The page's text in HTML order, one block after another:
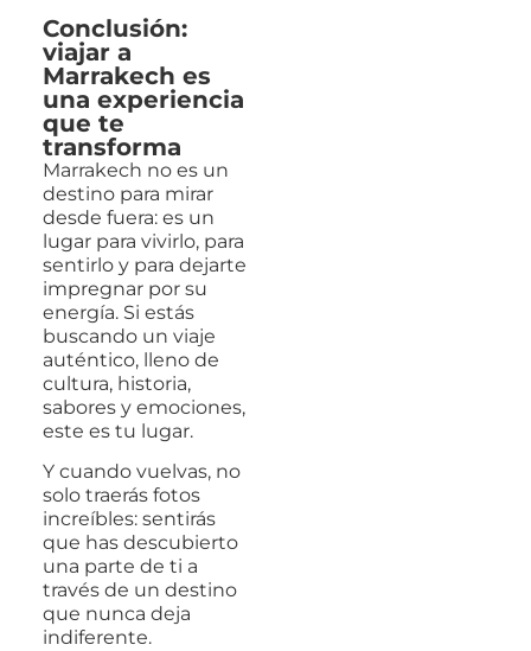
Conclusión:
viajar a
Marrakech es
una experiencia
que te
transforma
Marrakech no es un
destino para mirar
desde fuera: es un
lugar para vivirlo, para
sentirlo y para dejarte
impregnar por su
energía. Si estás
buscando un viaje
auténtico, lleno de
cultura, historia,
sabores y emociones,
este es tu lugar.
Y cuando vuelvas, no
solo traerás fotos
increíbles: sentirás
que has descubierto
una parte de ti a
través de un destino
que nunca deja
indiferente.